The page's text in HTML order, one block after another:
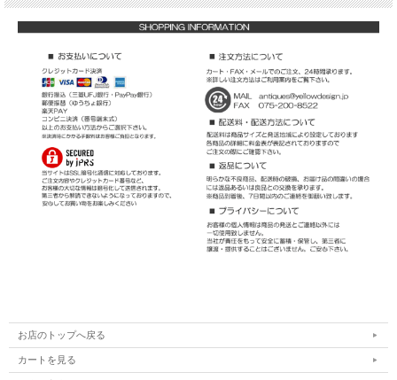
お店のトップへ戻る
カートを見る